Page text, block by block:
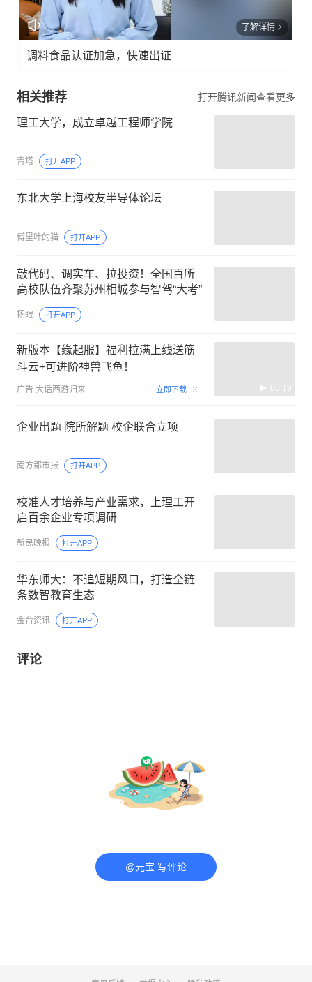
了解详情
调料食品认证加急，快速出证
相关推荐 打开腾讯新闻查看更多
理工大学，成立卓越工程师学院
青塔 打开APP
东北大学上海校友半导体论坛
傅里叶的猫 打开APP
敲代码、调实车、拉投资！全国百所
高校队伍齐聚苏州相城参与智驾“大考”
扬眼 打开APP
新版本【缘起服】福利拉满上线送筋
斗云+可进阶神兽飞鱼！
广告 大话西游归来 立即下载 00:19
企业出题 院所解题 校企联合立项
南方都市报 打开APP
校准人才培养与产业需求，上理工开
启百余企业专项调研
新民晚报 打开APP
华东师大：不追短期风口，打造全链
条数智教育生态
金台资讯 打开APP
评论
@元宝 写评论